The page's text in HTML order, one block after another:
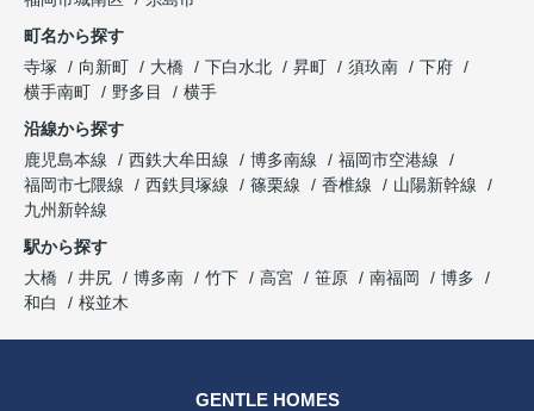
町名から探す
寺塚
向新町 大橋 下白水北 昇町 須玖南
下府
横手南町
野多目
横手
沿線から探す
鹿児島本線
西鉄大牟田線 博多南線
福岡市空港線
福岡市七隈線
西鉄貝塚線 篠栗線 香椎線
山陽新幹線
九州新幹線
駅から探す
大橋
井尻 博多南 竹下 高宮 笹原 南福岡
博多
和白
桜並木
GENTLE HOMES